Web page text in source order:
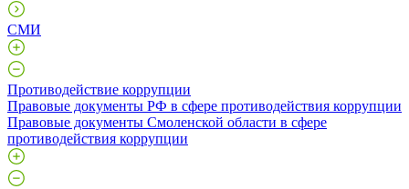
СМИ
Противодействие коррупции
Правовые документы РФ в сфере противодействия коррупции
Правовые документы Смоленской области в сфере
противодействия коррупции